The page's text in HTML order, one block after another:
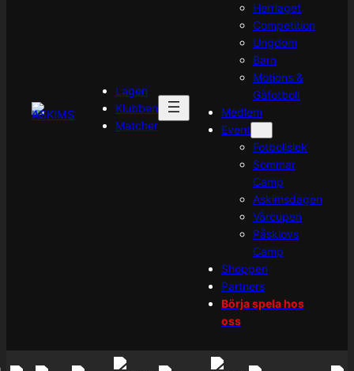
Lagen
Klubben
Matcher
Herrlaget
Competition
Ungdom
Barn
Motions &
Gåfotboll
Medlem
Event
Fotbollslek
Sommar
Camp
Askimsdagen
Vårcupen
Påsklovs
Camp
Shoppen
Partners
Börja spela hos
oss